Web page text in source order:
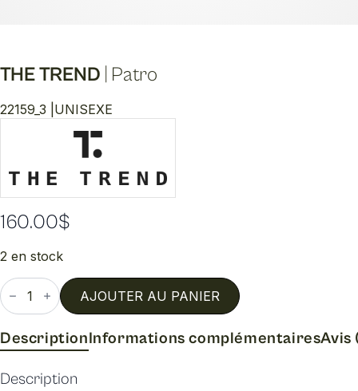
THE TREND Patro
22159_3 | UNISEXE
160.00$
2 en stock
quantité
de
Patro
AJOUTER AU PANIER
DescriptionInformations complémentairesAvis
Description